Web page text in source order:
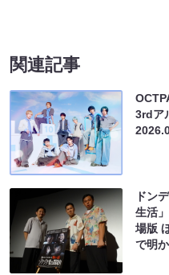
関連記事
3rdア
ドン
生活
場版
で明